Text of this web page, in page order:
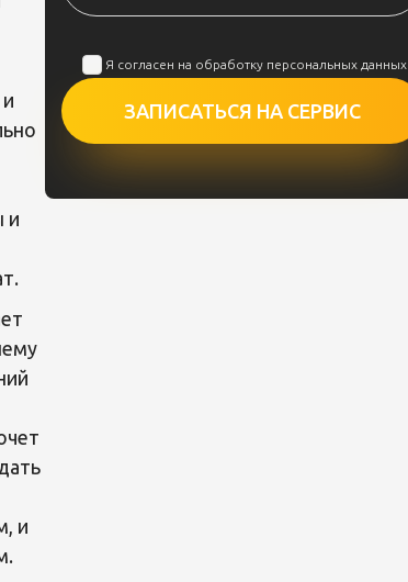
Я согласен на обработку персональных данных
ЗАПИСАТЬСЯ НА СЕРВИС
и
и